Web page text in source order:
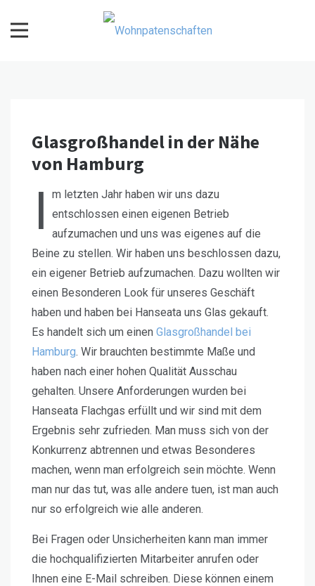
content
Glasgroßhandel in der Nähe
von Hamburg
I
m letzten Jahr haben wir uns dazu
entschlossen einen eigenen Betrieb
aufzumachen und uns was eigenes auf die
Beine zu stellen. Wir haben uns beschlossen dazu,
ein eigener Betrieb aufzumachen. Dazu wollten wir
einen Besonderen Look für unseres Geschäft
haben und haben bei Hanseata uns Glas gekauft.
Es handelt sich um einen Glasgroßhandel bei
Hamburg. Wir brauchten bestimmte Maße und
haben nach einer hohen Qualität Ausschau
gehalten. Unsere Anforderungen wurden bei
Hanseata Flachgas erfüllt und wir sind mit dem
Ergebnis sehr zufrieden. Man muss sich von der
Konkurrenz abtrennen und etwas Besonderes
machen, wenn man erfolgreich sein möchte. Wenn
man nur das tut, was alle andere tuen, ist man auch
nur so erfolgreich wie alle anderen.
Bei Fragen oder Unsicherheiten kann man immer
die hochqualifizierten Mitarbeiter anrufen oder
Ihnen eine E-Mail schreiben. Diese können einem